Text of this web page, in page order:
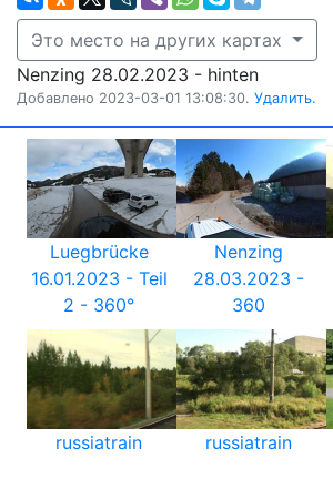
Это место на других картах
Nenzing 28.02.2023 - hinten
Добавлено 2023-03-01 13:08:30. Удалить.
Luegbrücke
16.01.2023 - Teil
2 - 360°
Nenzing
28.03.2023 -
360
russiatrain russiatrain